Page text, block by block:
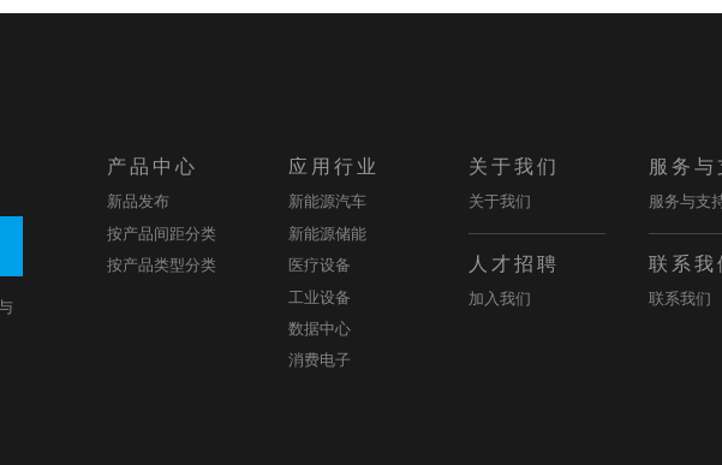
产品中心
新品发布
按产品间距分类
按产品类型分类
应用行业
新能源汽车
新能源储能
医疗设备
工业设备
数据中心
消费电子
关于我们
关于我们
人才招聘
加入我们
服务与
服务与支
联系我
联系我们